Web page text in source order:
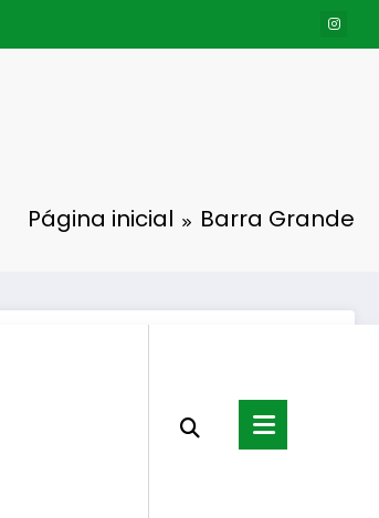
Página inicial Barra Grande